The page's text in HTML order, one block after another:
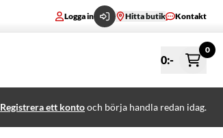
Logga in Hitta butik Kontakt
0:-
0
Registrera ett kontooch börja handla redan idag.